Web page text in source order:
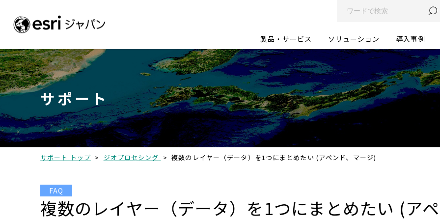
製品・サービス ソリューション 導入事例
サポート
サポート トップ > ジオプロセシング > 複数のレイヤー（データ）を1つにまとめたい (アペンド、マージ)
FAQ
複数のレイヤー（データ）を1つにまとめたい (ア